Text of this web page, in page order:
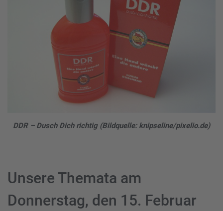
DDR – Dusch Dich richtig (Bildquelle: knipseline/pixelio.de)
Unsere Themata am
Donnerstag, den 15. Februar